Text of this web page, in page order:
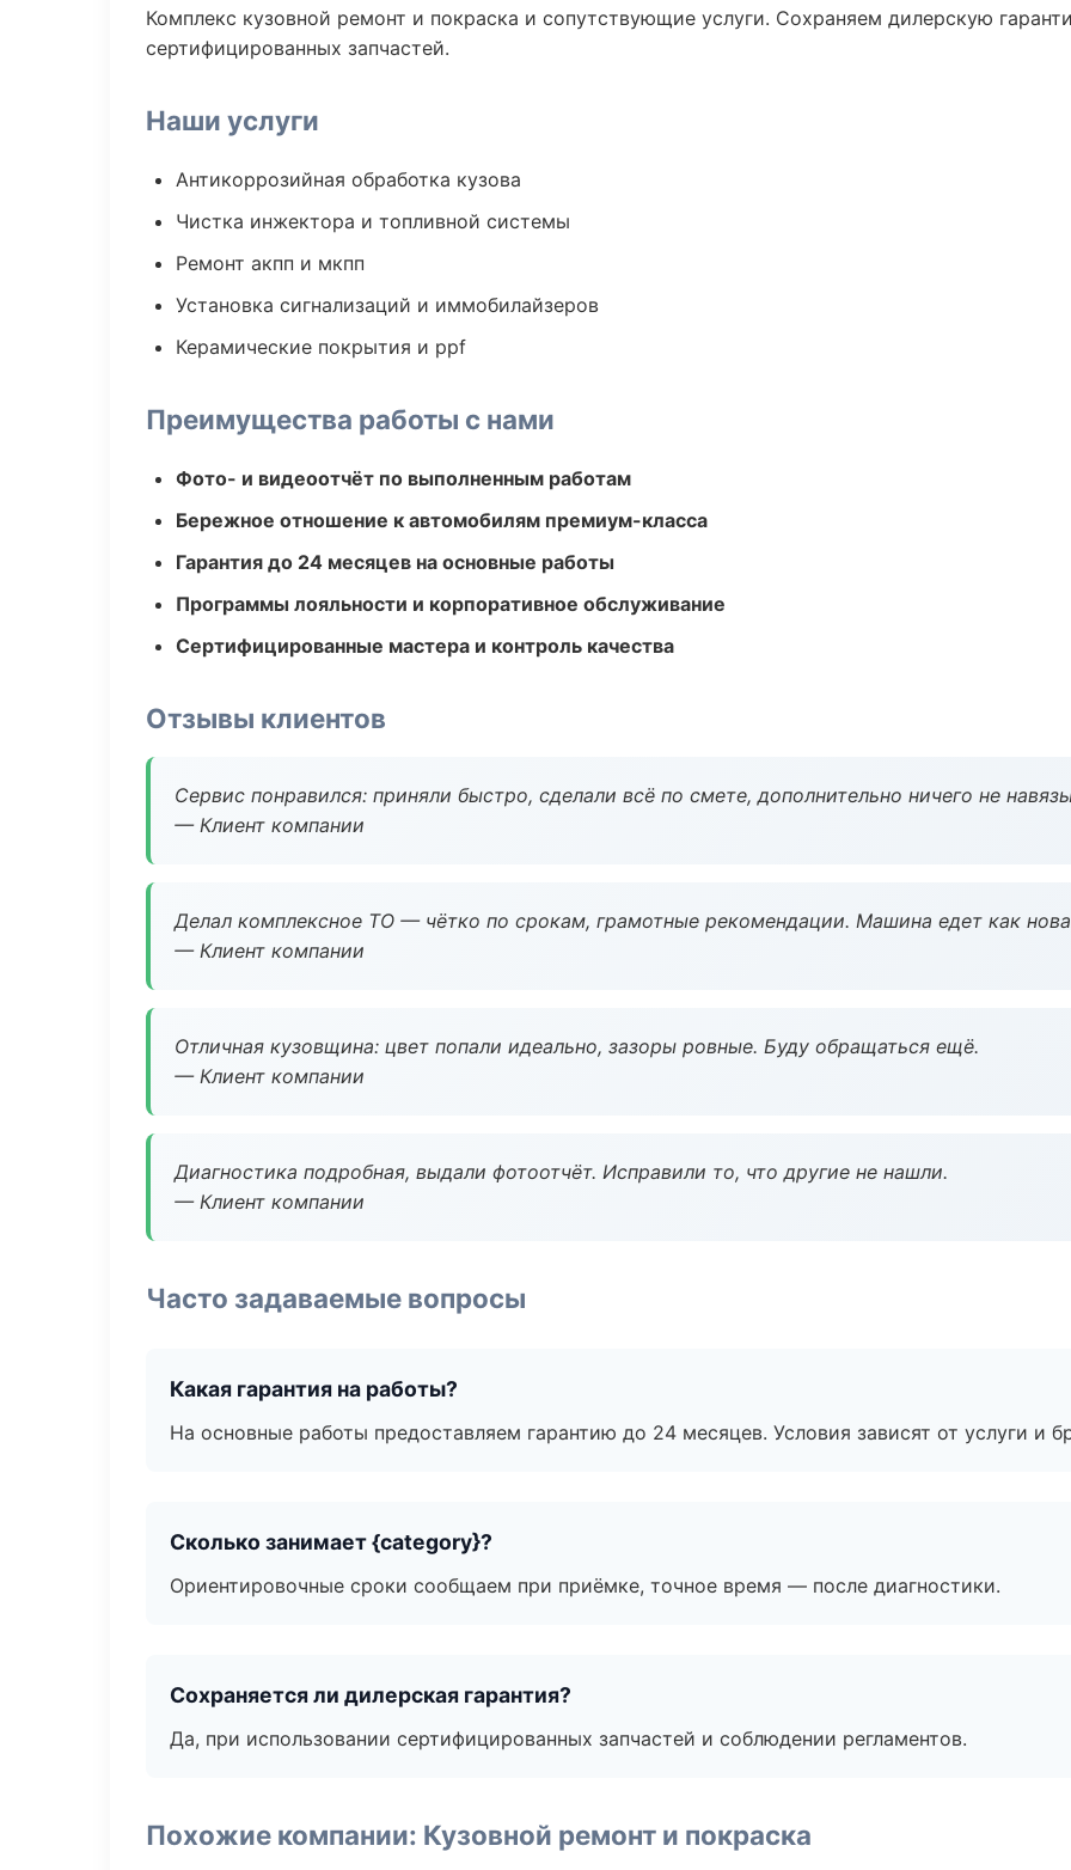
Комплекс кузовной ремонт и покраска и сопутствующие услуги. Сохраняем дилерскую
сертифицированных запчастей.
Наши услуги
Антикоррозийная обработка кузова
Чистка инжектора и топливной системы
Ремонт акпп и мкпп
Установка сигнализаций и иммобилайзеров
Керамические покрытия и ppf
Преимущества работы с нами
Фото- и видеоотчёт по выполненным работам
Бережное отношение к автомобилям премиум-класса
Гарантия до 24 месяцев на основные работы
Программы лояльности и корпоративное обслуживание
Сертифицированные мастера и контроль качества
Отзывы клиентов
Сервис понравился: приняли быстро, сделали всё по смете, дополнительно ничего не
— Клиент компании
Делал комплексное ТО — чётко по срокам, грамотные рекомендации. Машина едет как
— Клиент компании
Отличная кузовщина: цвет попали идеально, зазоры ровные. Буду обращаться ещё.
— Клиент компании
Диагностика подробная, выдали фотоотчёт. Исправили то, что другие не нашли.
— Клиент компании
Часто задаваемые вопросы
Какая гарантия на работы?
На основные работы предоставляем гарантию до 24 месяцев. Условия зависят от услуги и
Сколько занимает {category}?
Ориентировочные сроки сообщаем при приёмке, точное время — после диагностики.
Сохраняется ли дилерская гарантия?
Да, при использовании сертифицированных запчастей и соблюдении регламентов.
Похожие компании: Кузовной ремонт и покраска